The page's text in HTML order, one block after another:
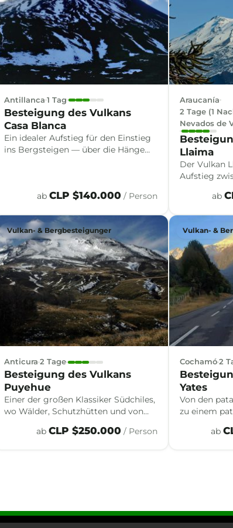
Antillanca 1 Tag
Besteigung des Vulkans
Casa Blanca
Ein idealer Aufstieg für den Einstieg
ins Bergsteigen — über die Hänge
Puyehue-Nationalparks.
ab CLP $140.000 / Person
Araucanía
2 Tage (1
Nevados de
Llaima
Der Vulkan
Aufstieg
der
ab
Vulkan- & Bergbesteigunger
Anticura 2 Tage
Besteigung des Vulkans
Puyehue
Einer der großen Klassiker Südchiles,
wo Wälder, Schutzhütten und von
Landschaften den Aufstieg zu einem
ab CLP $250.000 / Person
Vulkan- &
Cochamó 2
Yates
Von den
zu einem
Vulkanab